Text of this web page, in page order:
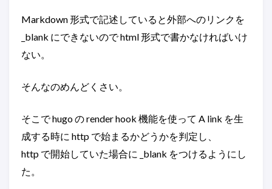
Markdown 形式で記述していると外部へのリンクを
_blank にできないので html 形式で書かなければいけ
ない。
そんなのめんどくさい。
そこで hugo の render hook 機能を使って A link を生
成する時に http で始まるかどうかを判定し、
http で開始していた場合に _blank をつけるようにし
た。